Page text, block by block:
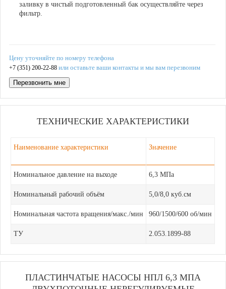
заливку в чистый подготовленный бак осуществляйте через
фильтр.
Цену уточняйте по номеру телефона
+7 (351) 200-22-88 или оставьте ваши контакты и мы вам перезвоним
Перезвонить мне
ТЕХНИЧЕСКИЕ ХАРАКТЕРИСТИКИ
Наименование характеристики Значение
Номинальное давление на выходе 6,3 МПа
Номинальный рабочий объём 5,0/8,0 куб.см
Номинальная частота вращения/макс./мин 960/1500/600 об/мин
ТУ 2.053.1899-88
ПЛАСТИНЧАТЫЕ НАСОСЫ НПЛ 6,3 МПА